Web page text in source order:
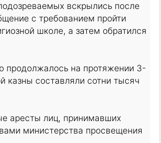
вскрылись после
с требованием пройти
школе, а затем обратился
продолжалось на протяжении 3-
казны составляли сотни тысяч
аресты лиц, принимавших
министерства просвещения